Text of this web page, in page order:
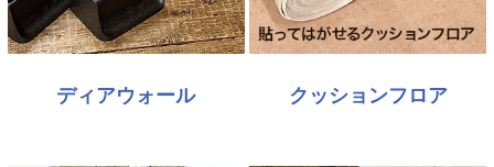
ディアウォール クッションフロア